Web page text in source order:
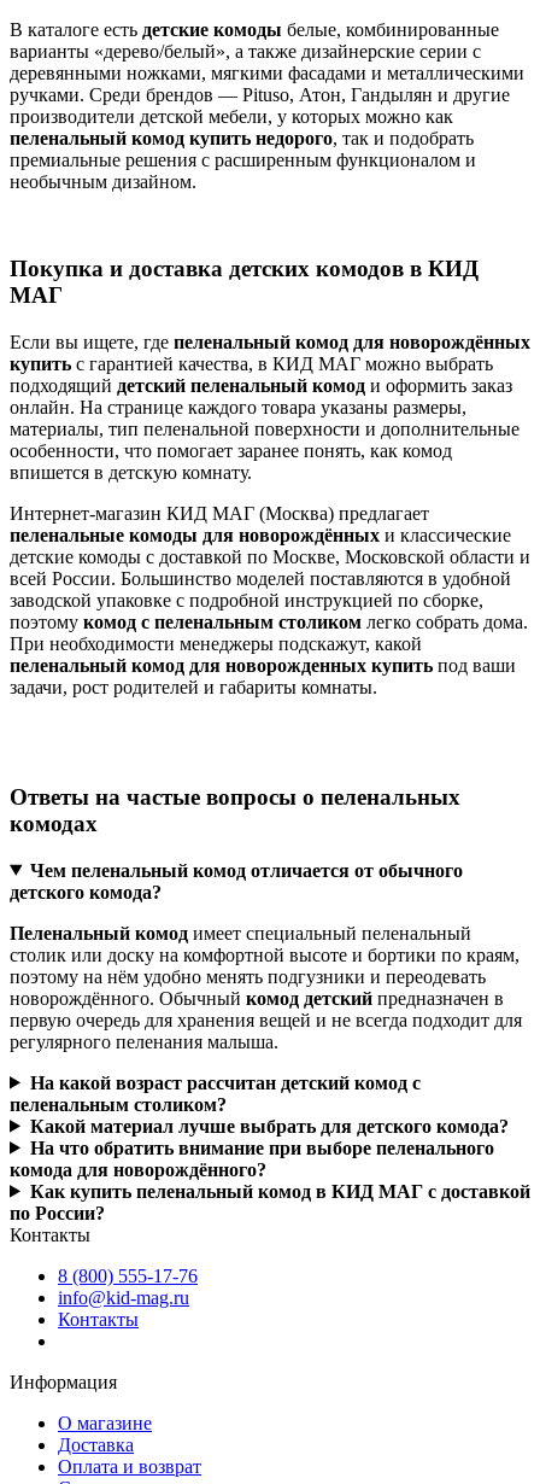
В каталоге есть детские комоды белые, комбинированные
варианты «дерево/белый», а также дизайнерские серии с
деревянными ножками, мягкими фасадами и металлическими
ручками. Среди брендов — Pituso, Атон, Гандылян и другие
производители детской мебели, у которых можно как
пеленальный комод купить недорого, так и подобрать
премиальные решения с расширенным функционалом и
необычным дизайном.
Покупка и доставка детских комодов в КИД
МАГ
Если вы ищете, где пеленальный комод для новорождённых
купить с гарантией качества, в КИД МАГ можно выбрать
подходящий детский пеленальный комод и оформить заказ
онлайн. На странице каждого товара указаны размеры,
материалы, тип пеленальной поверхности и дополнительные
особенности, что помогает заранее понять, как комод
впишется в детскую комнату.
Интернет‑магазин КИД МАГ (Москва) предлагает
пеленальные комоды для новорождённых и классические
детские комоды с доставкой по Москве, Московской области и
всей России. Большинство моделей поставляются в удобной
заводской упаковке с подробной инструкцией по сборке,
поэтому комод с пеленальным столиком легко собрать дома.
При необходимости менеджеры подскажут, какой
пеленальный комод для новорожденных купить под ваши
задачи, рост родителей и габариты комнаты.
Ответы на частые вопросы о пеленальных
комодах
Чем пеленальный комод отличается от обычного
детского комода?
Пеленальный комод имеет специальный пеленальный
столик или доску на комфортной высоте и бортики по краям,
поэтому на нём удобно менять подгузники и переодевать
новорождённого. Обычный комод детский предназначен в
первую очередь для хранения вещей и не всегда подходит для
регулярного пеленания малыша.
На какой возраст рассчитан детский комод с
пеленальным столиком?
Какой материал лучше выбрать для детского комода?
На что обратить внимание при выборе пеленального
комода для новорождённого?
Как купить пеленальный комод в КИД МАГ с доставкой
по России?
Контакты
8 (800) 555-17-76
info@kid-mag.ru
Контакты
Информация
О магазине
Доставка
Оплата и возврат